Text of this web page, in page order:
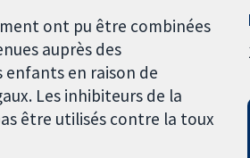
ont pu être combinées
auprès des
enfants en raison de
Les inhibiteurs de la
être utilisés contre la toux